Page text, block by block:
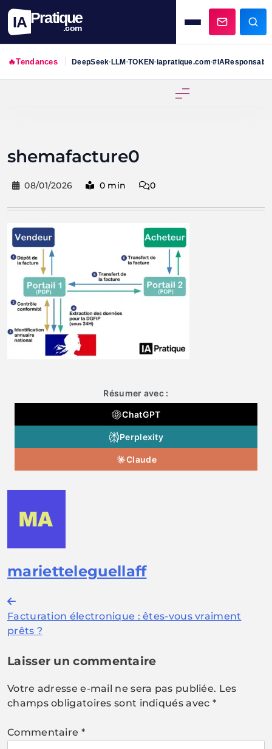
IA Pratique
.com
🔥Tendances DeepSeek•LLM•TOKEN•iapratique.com•#IAResponsable
shemafacture0
08/01/2026 0 min 0
Résumer avec :
ChatGPT
Perplexity
Claude
marietteleguellaff
Navigation
de
Facturation électronique : êtes-vous vraiment
prêts ?
Laisser un commentaire
Votre adresse e-mail ne sera pas publiée. Les
champs obligatoires sont indiqués avec *
Commentaire *